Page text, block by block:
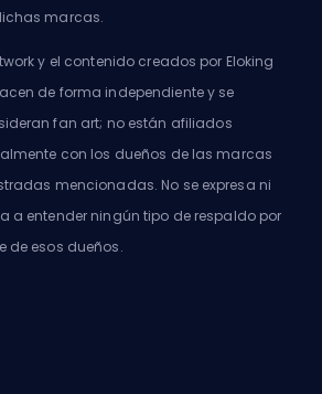
marcas.
y el contenido creados por Eloking
de forma independiente y se
fan art; no están afiliados
con los dueños de las marcas
mencionadas. No se expresa ni
a entender ningún tipo de respaldo por
de esos dueños.